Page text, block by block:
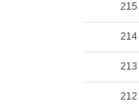
215
214
213
212